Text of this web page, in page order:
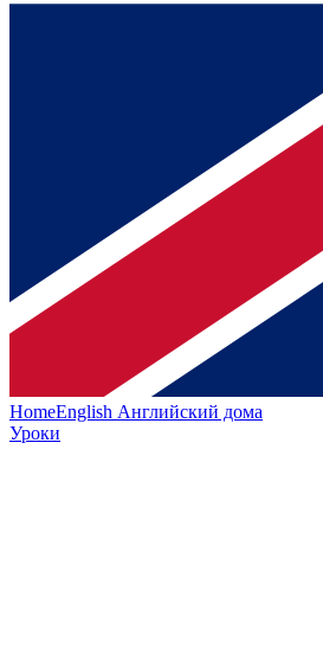
HomeEnglish Английский дома
Уроки